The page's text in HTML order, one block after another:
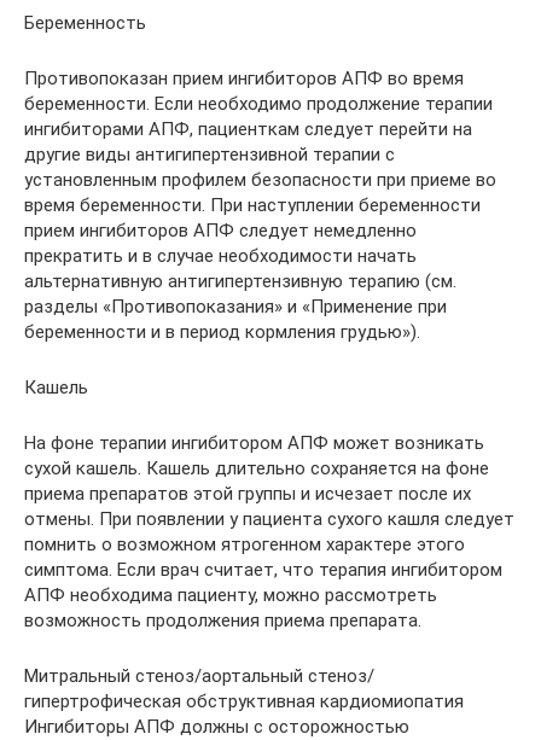
Беременность
Противопоказан прием ингибиторов АПФ во время
беременности. Если необходимо продолжение терапии
ингибиторами АПФ, пациенткам следует перейти на
другие виды антигипертензивной терапии с
установленным профилем безопасности при приеме во
время беременности. При наступлении беременности
прием ингибиторов АПФ следует немедленно
прекратить и в случае необходимости начать
альтернативную антигипертензивную терапию (см.
разделы «Противопоказания» и «Применение при
беременности и в период кормления грудью»).
Кашель
На фоне терапии ингибитором АПФ может возникать
сухой кашель. Кашель длительно сохраняется на фоне
приема препаратов этой группы и исчезает после их
отмены. При появлении у пациента сухого кашля следует
помнить о возможном ятрогенном характере этого
симптома. Если врач считает, что терапия ингибитором
АПФ необходима пациенту, можно рассмотреть
возможность продолжения приема препарата.
Митральный стеноз/аортальный стеноз/
гипертрофическая обструктивная кардиомиопатия
Ингибиторы АПФ должны с осторожностью